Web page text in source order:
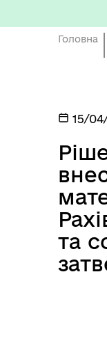
Головна
15/
та